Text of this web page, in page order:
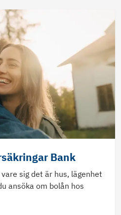
Bank
sig det är hus, lägenhet
ansöka om bolån hos